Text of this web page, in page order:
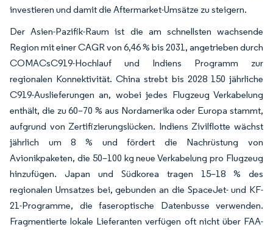
investieren und damit die Aftermarket-Umsätze zu steigern.
Der Asien-Pazifik-Raum ist die am schnellsten wachsende
Region mit einer CAGR von 6,46 % bis 2031, angetrieben durch
COMACsC919-Hochlauf und Indiens Programm zur
regionalen Konnektivität. China strebt bis 2028 150 jährliche
C919-Auslieferungen an, wobei jedes Flugzeug Verkabelung
enthält, die zu 60–70 % aus Nordamerika oder Europa stammt,
aufgrund von Zertifizierungslücken. Indiens Zivilflotte wächst
jährlich um 8 % und fördert die Nachrüstung von
Avionikpaketen, die 50–100 kg neue Verkabelung pro Flugzeug
hinzufügen. Japan und Südkorea tragen 15–18 % des
regionalen Umsatzes bei, gebunden an die SpaceJet- und KF-
21-Programme, die faseroptische Datenbusse verwenden.
Fragmentierte lokale Lieferanten verfügen oft nicht über FAA-